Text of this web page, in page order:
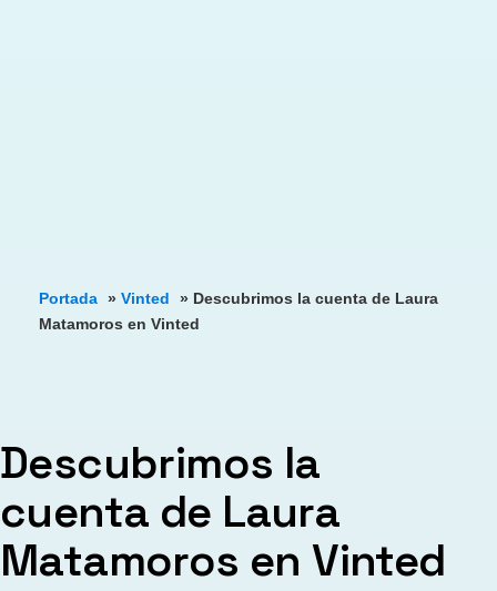
Portada » Vinted » Descubrimos la cuenta de Laura
Matamoros en Vinted
Descubrimos la
cuenta de Laura
Matamoros en Vinted